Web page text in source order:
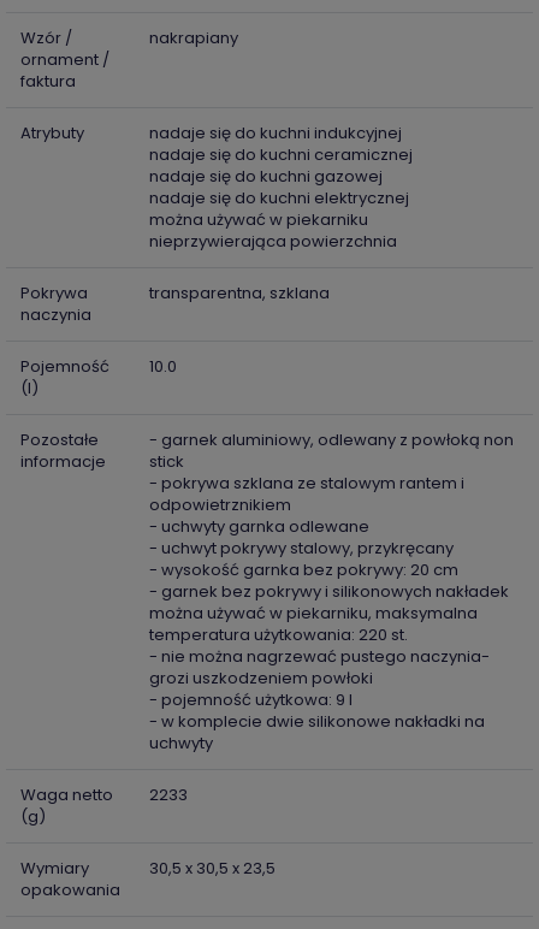
Wzór /
ornament /
faktura
nakrapiany
Atrybuty
nadaje się do kuchni indukcyjnej
nadaje się do kuchni ceramicznej
nadaje się do kuchni gazowej
nadaje się do kuchni elektrycznej
można używać w piekarniku
nieprzywierająca powierzchnia
Pokrywa
naczynia
transparentna, szklana
Pojemność
(l)
10.0
Pozostałe
informacje
- garnek aluminiowy, odlewany z powłoką non
stick
- pokrywa szklana ze stalowym rantem i
odpowietrznikiem
- uchwyty garnka odlewane
- uchwyt pokrywy stalowy, przykręcany
- wysokość garnka bez pokrywy: 20 cm
- garnek bez pokrywy i silikonowych nakładek
można używać w piekarniku, maksymalna
temperatura użytkowania: 220 st.
- nie można nagrzewać pustego naczynia-
grozi uszkodzeniem powłoki
- pojemność użytkowa: 9 l
- w komplecie dwie silikonowe nakładki na
uchwyty
Waga netto
(g)
2233
Wymiary
opakowania
30,5 x 30,5 x 23,5